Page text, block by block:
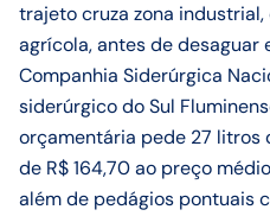
trajeto cruza zona
agrícola, antes de desaguar
Companhia Siderúrgica
siderúrgico do Sul
orçamentária pede 27 litros
de R$ 164,70 ao preço
além de pedágios pontuais